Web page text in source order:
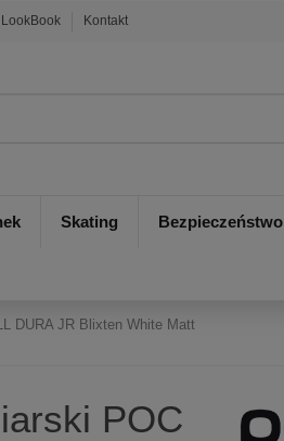
LookBook Kontakt
Skating Bezpieczeństwo
DURA JR Blixten White Matt
POC